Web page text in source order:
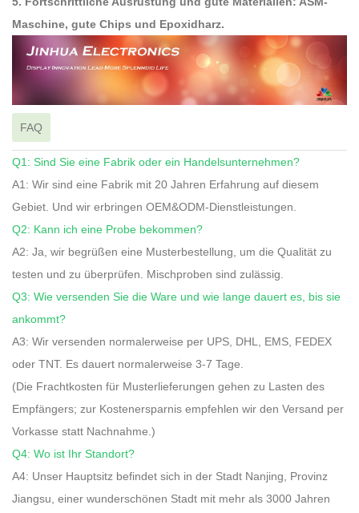
Maschine, gute Chips und Epoxidharz.
FAQ
Q1: Sind Sie eine Fabrik oder ein Handelsunternehmen?
A1: Wir sind eine Fabrik mit 20 Jahren Erfahrung auf diesem
Gebiet. Und wir erbringen OEM&ODM-Dienstleistungen.
Q2: Kann ich eine Probe bekommen?
A2: Ja, wir begrüßen eine Musterbestellung, um die Qualität zu
testen und zu überprüfen. Mischproben sind zulässig.
Q3: Wie versenden Sie die Ware und wie lange dauert es, bis sie
ankommt?
A3: Wir versenden normalerweise per UPS, DHL, EMS, FEDEX
oder TNT. Es dauert normalerweise 3-7 Tage.
(Die Frachtkosten für Musterlieferungen gehen zu Lasten des
Empfängers; zur Kostenersparnis empfehlen wir den Versand per
Vorkasse statt Nachnahme.)
Q4: Wo ist Ihr Standort?
A4: Unser Hauptsitz befindet sich in der Stadt Nanjing, Provinz
Jiangsu, einer wunderschönen Stadt mit mehr als 3000 Jahren